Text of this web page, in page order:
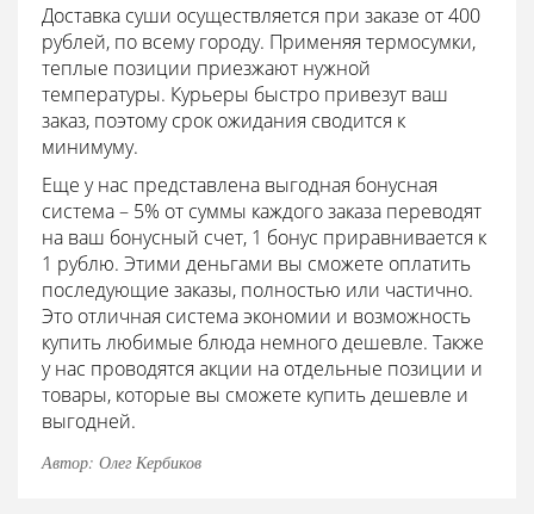
Доставка суши осуществляется при заказе от 400
рублей, по всему городу. Применяя термосумки,
теплые позиции приезжают нужной
температуры. Курьеры быстро привезут ваш
заказ, поэтому срок ожидания сводится к
минимуму.
Еще у нас представлена выгодная бонусная
система – 5% от суммы каждого заказа переводят
на ваш бонусный счет, 1 бонус приравнивается к
1 рублю. Этими деньгами вы сможете оплатить
последующие заказы, полностью или частично.
Это отличная система экономии и возможность
купить любимые блюда немного дешевле. Также
у нас проводятся акции на отдельные позиции и
товары, которые вы сможете купить дешевле и
выгодней.
Автор: Олег Кербиков